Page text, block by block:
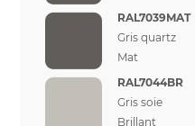
RAL7039MAT
Gris quartz
Mat
RAL7044BR
Gris soie
Brillant